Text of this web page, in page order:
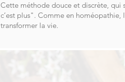
Cette méthode douce et discrète, qui
c’est plus". Comme en
transformer la vie.